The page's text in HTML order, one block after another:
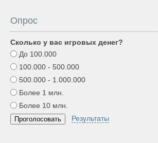
Опрос
Сколько у вас игровых денег?
До 100.000
100.000 - 500.000
500.000 - 1.000.000
Более 1 млн.
Более 10 млн.
Результаты